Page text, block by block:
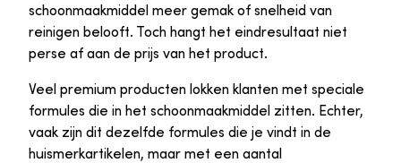
schoonmaakmiddel meer gemak of snelheid van
reinigen belooft. Toch hangt het eindresultaat niet
perse af aan de prijs van het product.
Veel premium producten lokken klanten met speciale
formules die in het schoonmaakmiddel zitten. Echter,
vaak zijn dit dezelfde formules die je vindt in de
huismerkartikelen, maar met een aantal